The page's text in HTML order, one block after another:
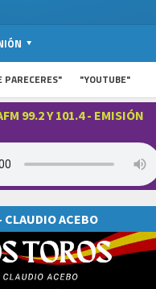
PARECERES" "YOUTUBE"
99.2 Y 101.4 - EMISIÓN
CLAUDIO ACEBO